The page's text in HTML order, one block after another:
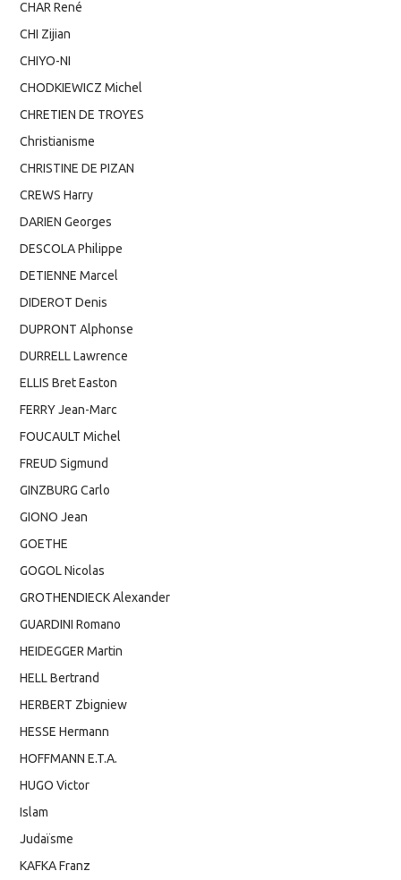
CHAR René
CHI Zijian
CHIYO-NI
CHODKIEWICZ Michel
CHRETIEN DE TROYES
Christianisme
CHRISTINE DE PIZAN
CREWS Harry
DARIEN Georges
DESCOLA Philippe
DETIENNE Marcel
DIDEROT Denis
DUPRONT Alphonse
DURRELL Lawrence
ELLIS Bret Easton
FERRY Jean-Marc
FOUCAULT Michel
FREUD Sigmund
GINZBURG Carlo
GIONO Jean
GOETHE
GOGOL Nicolas
GROTHENDIECK Alexander
GUARDINI Romano
HEIDEGGER Martin
HELL Bertrand
HERBERT Zbigniew
HESSE Hermann
HOFFMANN E.T.A.
HUGO Victor
Islam
Judaïsme
KAFKA Franz